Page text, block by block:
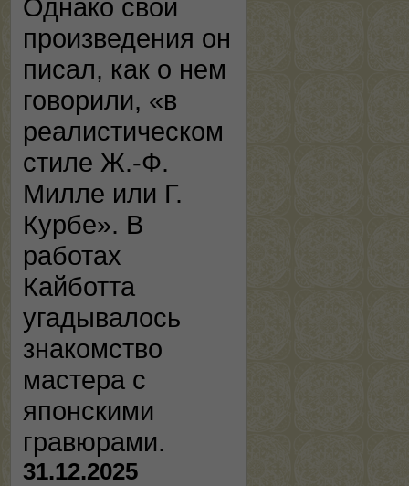
Однако свои
произведения он
писал, как о нем
говорили, «в
реалистическом
стиле Ж.-Ф.
Милле или Г.
Курбе». В
работах
Кайботта
угадывалось
знакомство
мастера с
японскими
гравюрами.
31.12.2025